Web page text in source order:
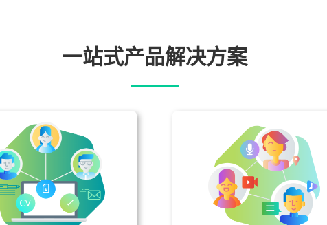
一站式产品解决方案